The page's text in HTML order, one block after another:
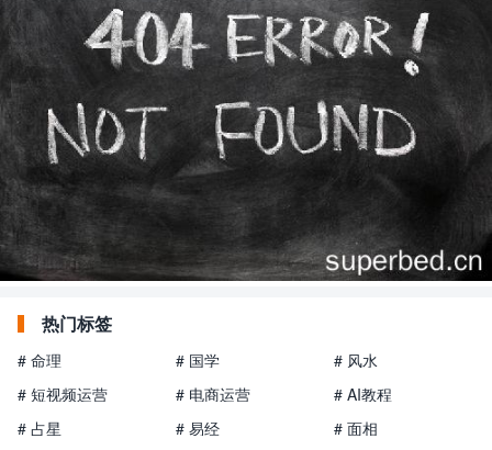
热门标签
# 命理 # 国学
# 风水
# 短视频运营
# 电商运营
# AI教程
# 占星
# 易经
# 面相